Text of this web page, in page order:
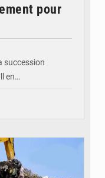
pour
succession
en…